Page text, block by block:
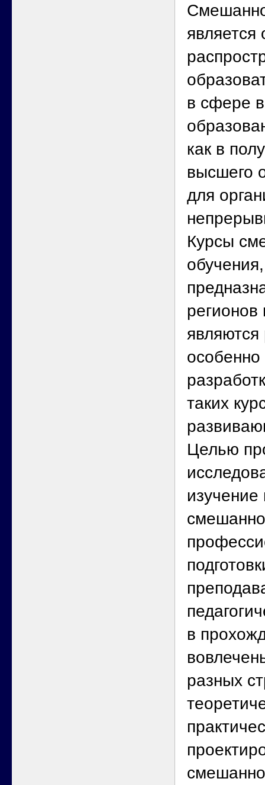
в сфере
как в
высшего
для
Курсы
являются
таких
Целью
изучение
в
разных